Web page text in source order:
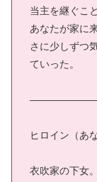
当主を継ぐこ
あなたが家に
さに少しずつ
ていった。
ヒロイン（あ
衣吹家の下女